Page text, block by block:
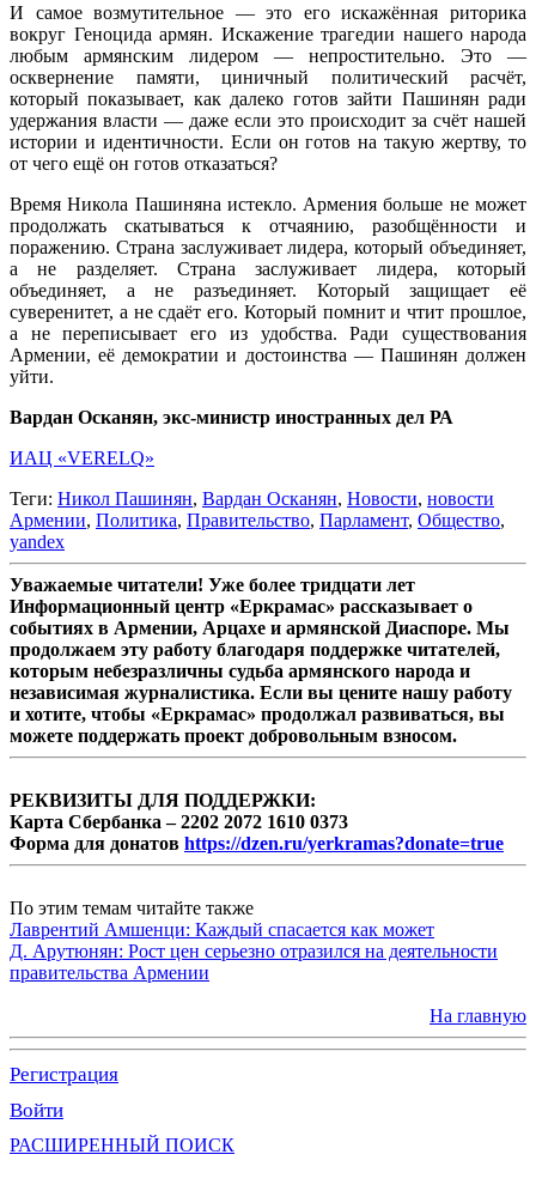
И самое возмутительное — это его искажённая риторика
вокруг Геноцида армян. Искажение трагедии нашего народа
любым армянским лидером — непростительно. Это —
осквернение памяти, циничный политический расчёт,
который показывает, как далеко готов зайти Пашинян ради
удержания власти — даже если это происходит за счёт нашей
истории и идентичности. Если он готов на такую жертву, то
от чего ещё он готов отказаться?
Время Никола Пашиняна истекло. Армения больше не может
продолжать скатываться к отчаянию, разобщённости и
поражению. Страна заслуживает лидера, который объединяет,
а не разделяет. Страна заслуживает лидера, который
объединяет, а не разъединяет. Который защищает её
суверенитет, а не сдаёт его. Который помнит и чтит прошлое,
а не переписывает его из удобства. Ради существования
Армении, её демократии и достоинства — Пашинян должен
уйти.
Вардан Осканян, экс-министр иностранных дел РА
ИАЦ «VERELQ»
Теги: Никол Пашинян, Вардан Осканян, Новости, новости
Армении, Политика, Правительство, Парламент, Общество,
yandex
Уважаемые читатели! Уже более тридцати лет
Информационный центр «Еркрамас» рассказывает о
событиях в Армении, Арцахе и армянской Диаспоре. Мы
продолжаем эту работу благодаря поддержке читателей,
которым небезразличны судьба армянского народа и
независимая журналистика. Если вы цените нашу работу
и хотите, чтобы «Еркрамас» продолжал развиваться, вы
можете поддержать проект добровольным взносом.
РЕКВИЗИТЫ ДЛЯ ПОДДЕРЖКИ:
Карта Сбербанка – 2202 2072 1610 0373
Форма для донатов https://dzen.ru/yerkramas?donate=true
По этим темам читайте также
Лаврентий Амшенци: Каждый спасается как может
Д. Арутюнян: Рост цен серьезно отразился на деятельности
правительства Армении
На главную
Регистрация
Войти
РАСШИРЕННЫЙ ПОИСК